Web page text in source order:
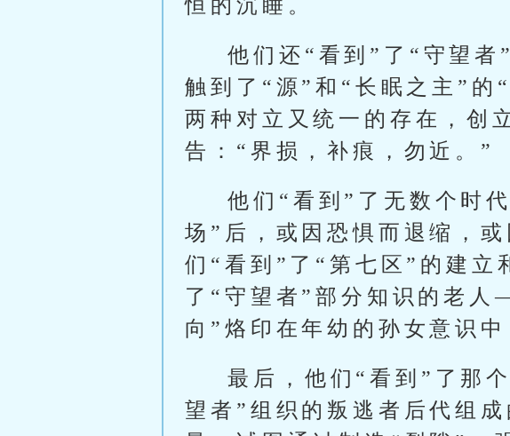
恒的沉睡。
他们还“看到”了“守望
触到了“源”和“长眠之主”的
两种对立又统一的存在，创
告：“界损，补痕，勿近。”
他们“看到”了无数个时
场”后，或因恐惧而退缩，
们“看到”了“第七区”的建
了“守望者”部分知识的老
向”烙印在年幼的孙女意识
最后，他们“看到”了那
望者”组织的叛逃者后代组